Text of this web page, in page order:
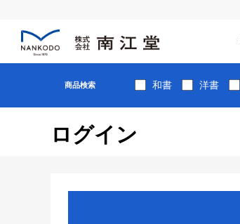
商品検索 和書 洋書
ログイン